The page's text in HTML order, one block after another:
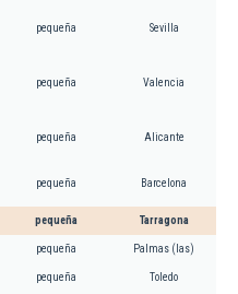
pequeña Sevilla
pequeña Valencia
pequeña Alicante
pequeña Barcelona
pequeña Tarragona
pequeña Palmas (las)
pequeña Toledo